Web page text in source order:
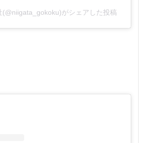
(@niigata_gokoku)がシェアした投稿